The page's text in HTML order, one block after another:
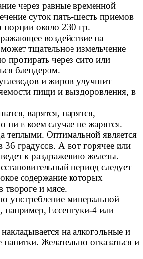
через равные временной
суток пять-шесть приемов
около 230 гр.
воздействие на
тщательное измельчение
протирать через сито или
блендером.
и жиров улучшит
пищи и выздоровления, в
варятся, парятся,
ни в коем случае не жарятся.
теплыми. Оптимальной является
36 градусов. А вот горячее или
к раздражению железы.
период следует
содержание которых
твороге и мясе.
употребление минеральной
например, Ессентуки-4 или
на алкогольные и
напитки. Желательно отказаться и